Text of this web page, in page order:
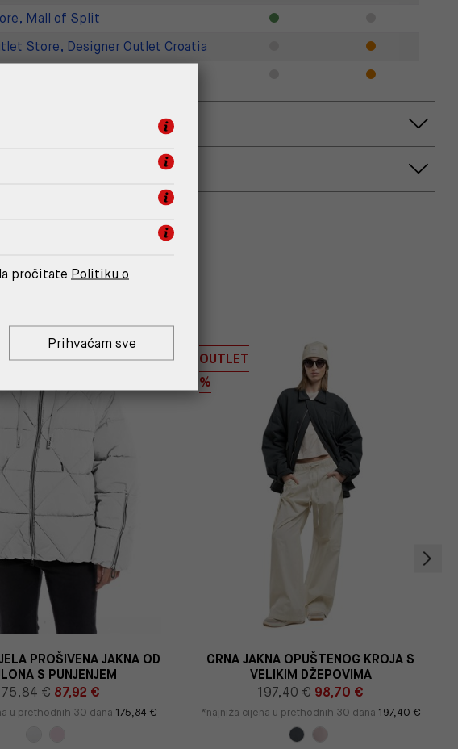
Mall of Split
Store, Designer Outlet Croatia
PROŠIVENA JAKNA OD
S PUNJENJEM
€ 87,92 €
u prethodnih 30 dana 175,84 €
OUTLET
%
CRNA JAKNA OPUŠTENOG KROJA S
VELIKIM DŽEPOVIMA
197,40 € 98,70 €
*najniža cijena u prethodnih 30 dana 197,40 €
pročitate Politiku o
Prihvaćam sve